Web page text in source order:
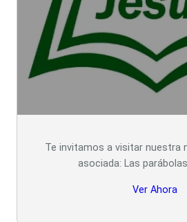
Te invitamos a visitar nuestra
asociada: Las
Ver Ahora